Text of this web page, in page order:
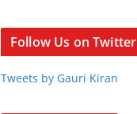
Follow Us on Twitter
Tweets by Gauri Kiran